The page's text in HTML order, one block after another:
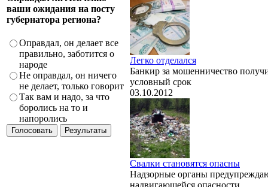
ваши ожидания на посту
губернатора региона?
Оправдал, он делает все
правильно, заботится о
народе
Не оправдал, он ничего
не делает, только говорит
Так вам и надо, за что
боролись на то и
напоролись
Легко отделался
Банкир за мошенничество
условный срок
03.10.2012
Свалки становятся опасны
Надзорные органы
надвигающейся опасности